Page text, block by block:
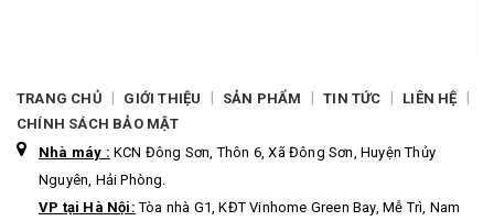
TRANG CHỦ GIỚI THIỆU SẢN PHẨM TIN TỨC LIÊN HỆ
CHÍNH SÁCH BẢO MẬT
Nhà máy : KCN Đông Sơn, Thôn 6, Xã Đông Sơn, Huyện Thủy
Nguyên, Hải Phòng.
VP tại Hà Nội: Tòa nhà G1, KĐT Vinhome Green Bay, Mễ Trì, Nam